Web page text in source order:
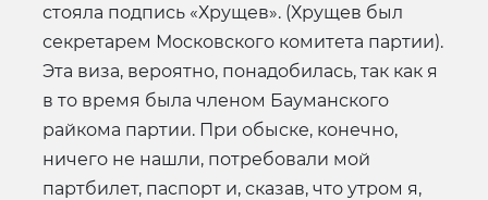
стояла подпись «Хрущев». (Хрущев был
секретарем Московского комитета партии).
Эта виза, вероятно, понадобилась, так как я
в то время была членом Бауманского
райкома партии. При обыске, конечно,
ничего не нашли, потребовали мой
партбилет, паспорт и, сказав, что утром я,